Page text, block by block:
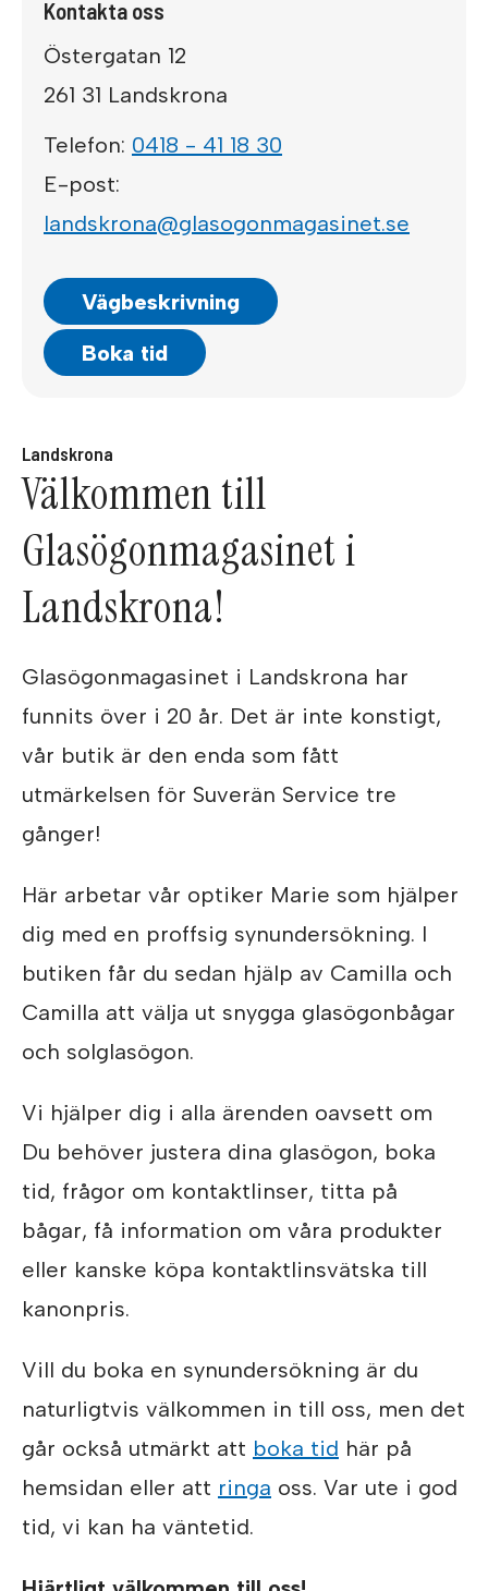
Kontakta oss
Östergatan 12
261 31 Landskrona
Telefon: 0418 - 41 18 30
E-post:
landskrona@glasogonmagasinet.se
Vägbeskrivning
Boka tid
Landskrona
Välkommen till
Glasögonmagasinet i
Landskrona!
Glasögonmagasinet i Landskrona har
funnits över i 20 år. Det är inte konstigt,
vår butik är den enda som fått
utmärkelsen för Suverän Service tre
gånger!
Här arbetar vår optiker Marie som hjälper
dig med en proffsig synundersökning. I
butiken får du sedan hjälp av Camilla och
Camilla att välja ut snygga glasögonbågar
och solglasögon.
Vi hjälper dig i alla ärenden oavsett om
Du behöver justera dina glasögon, boka
tid, frågor om kontaktlinser, titta på
bågar, få information om våra produkter
eller kanske köpa kontaktlinsvätska till
kanonpris.
Vill du boka en synundersökning är du
naturligtvis välkommen in till oss, men det
går också utmärkt att boka tid här på
hemsidan eller att ringa oss. Var ute i god
tid, vi kan ha väntetid.